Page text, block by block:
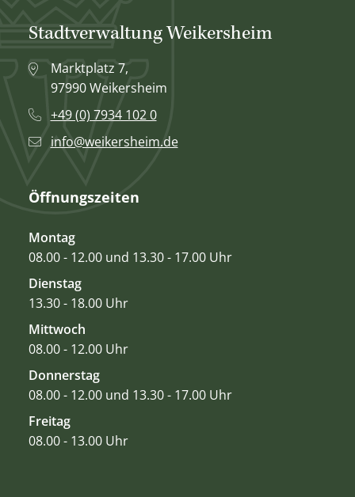
Stadtverwaltung Weikersheim
Marktplatz 7,
97990 Weikersheim
+49 (0) 7934 102 0
info@weikersheim.de
Öffnungszeiten
Montag
08.00 - 12.00 und 13.30 - 17.00 Uhr
Dienstag
13.30 - 18.00 Uhr
Mittwoch
08.00 - 12.00 Uhr
Donnerstag
08.00 - 12.00 und 13.30 - 17.00 Uhr
Freitag
08.00 - 13.00 Uhr